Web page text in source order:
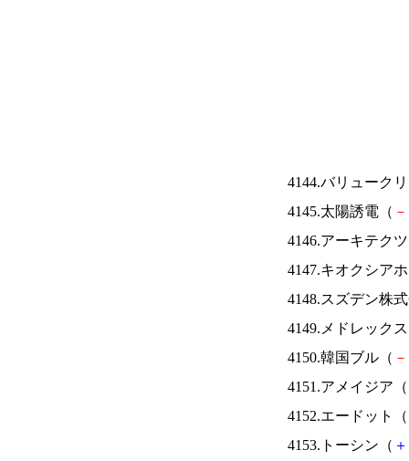
4144.バリューク
4145.太陽誘電（ －
4146.アーキテク
4147.キオクシア
4148.スズデン株
4149.メドレック
4150.韓国ブル（ －
4151.アメイジア（
4152.エードット（
4153.トーシン（ ＋